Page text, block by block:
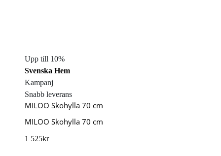
Upp till 10%
Svenska Hem
Kampanj
Snabb leverans
MILOO Skohylla 70 cm
MILOO Skohylla 70 cm
1 525kr